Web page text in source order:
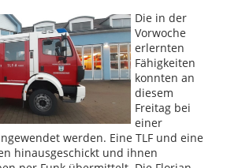
Die in der
Vorwoche
erlernten
Fähigkeiten
konnten an
diesem
Freitag bei
einer
werden. Eine TLF und eine
hinausgeschickt und ihnen